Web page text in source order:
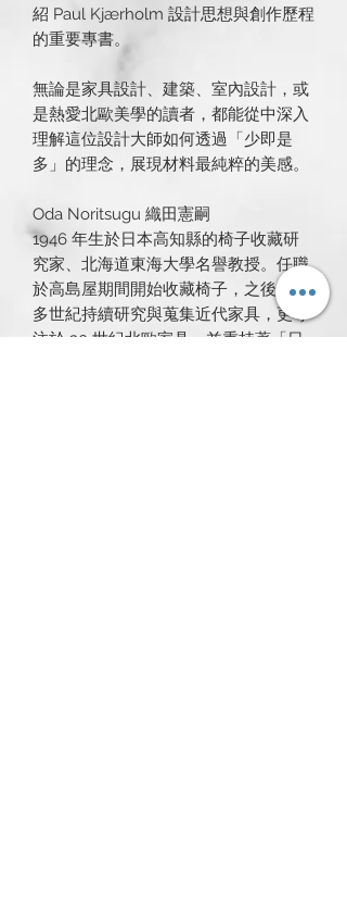
紹 Paul Kjærholm 設計思想與創作歷程
的重要專書。
無論是家具設計、建築、室內設計，或
是熱愛北歐美學的讀者，都能從中深入
理解這位設計大師如何透過「少即是
多」的理念，展現材料最純粹的美感。
Oda Noritsugu 織田憲嗣
1946 年生於日本高知縣的椅子收藏研
究家、北海道東海大學名譽教授。任職
於高島屋期間開始收藏椅子，之後半個
多世紀持續研究與蒐集近代家具，更專
注於 20 世紀北歐家具，並秉持著「日